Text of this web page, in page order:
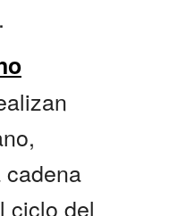
ciclo del